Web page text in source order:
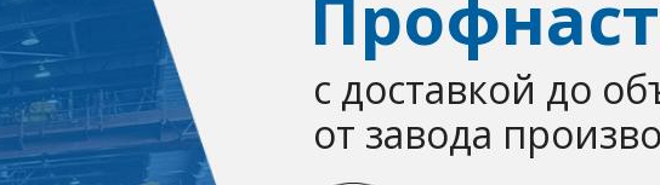
с доставкой до
от завода